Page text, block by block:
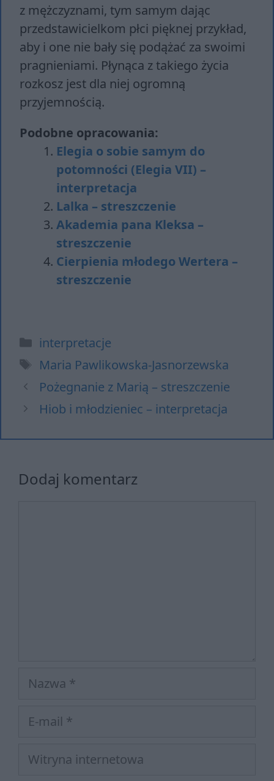
z mężczyznami, tym samym dając
przedstawicielkom płci pięknej przykład,
aby i one nie bały się podążać za swoimi
pragnieniami. Płynąca z takiego życia
rozkosz jest dla niej ogromną
przyjemnością.
Podobne opracowania:
Elegia o sobie samym do
potomności (Elegia VII) –
interpretacja
Lalka – streszczenie
Akademia pana Kleksa –
streszczenie
Cierpienia młodego Wertera –
streszczenie
Kategorie
interpretacje
Tagi
Maria Pawlikowska-Jasnorzewska
Pożegnanie z Marią – streszczenie
Hiob i młodzieniec – interpretacja
Dodaj komentarz
Nazwa
Witryna
internetowa